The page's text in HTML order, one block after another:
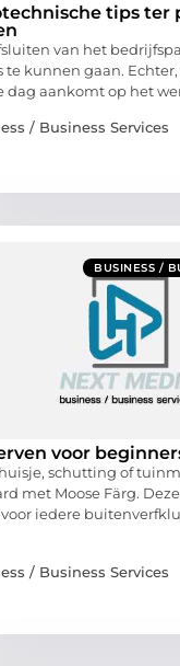
tips ter
van het
te kunnen gaan.
dag aankomt op het
/ Business Services
BUSINESS /
voor
schutting of
met Moose Färg.
iedere
/ Business Services